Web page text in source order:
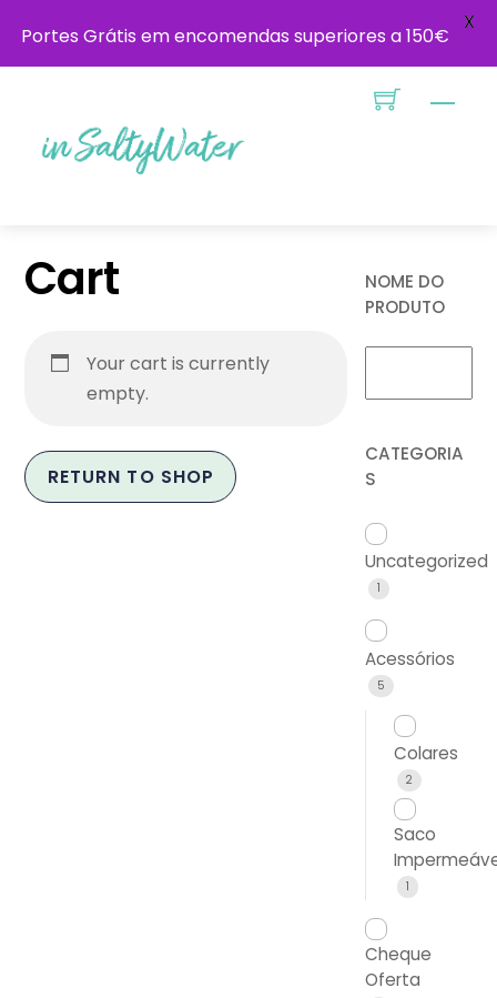
content
Menu
Cart
Your cart is currently
empty.
RETURN TO SHOP
NOME DO
PRODUTO
CATEGORIA
S
Uncategorized
1
Acessórios
5
Colares
2
Saco
1
Cheque
Oferta
Portes Grátis em encomendas superiores a 150€
X